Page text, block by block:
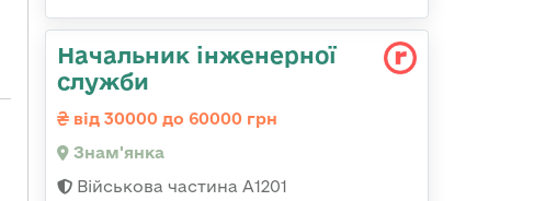
Начальник інженерної
служби
від 30000 до 60000 грн
Знам'янка
Військова частина А1201